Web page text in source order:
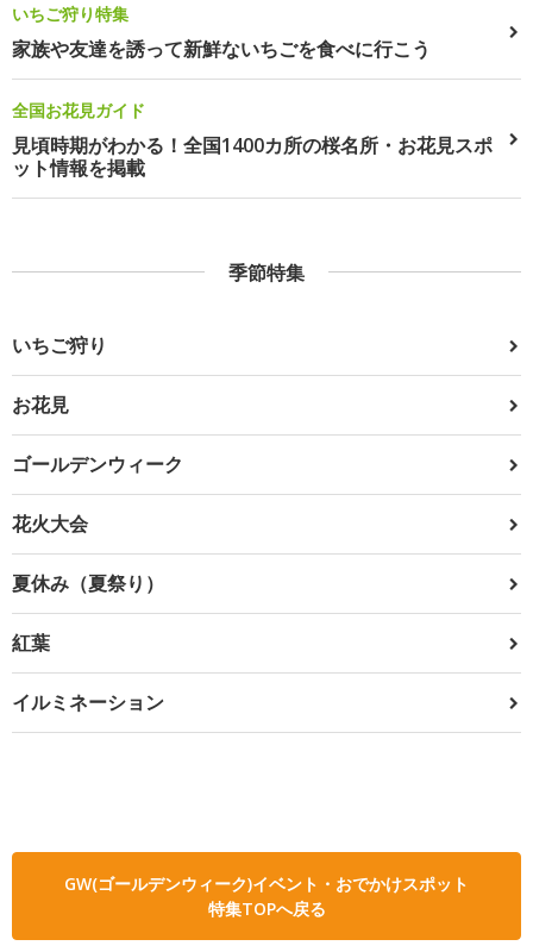
いちご狩り特集
家族や友達を誘って新鮮ないちごを食べに行こう
全国お花見ガイド
見頃時期がわかる！全国1400カ所の桜名所・お花見スポ
ット情報を掲載
季節特集
いちご狩り
お花見
ゴールデンウィーク
花火大会
夏休み（夏祭り）
紅葉
イルミネーション
GW(ゴールデンウィーク)イベント・おでかけスポット
特集TOPへ戻る